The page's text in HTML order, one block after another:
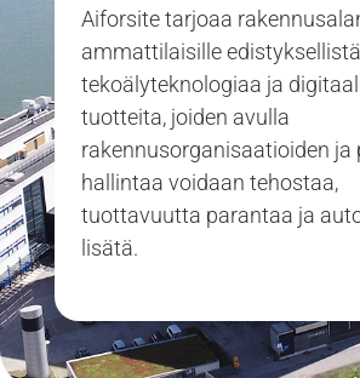
Aiforsite tarjoaa
ammattilaisille edistyksellistä
tekoälyteknologiaa ja
tuotteita, joiden avulla
rakennusorganisaatioiden ja
hallintaa voidaan tehostaa,
tuottavuutta parantaa ja
lisätä.